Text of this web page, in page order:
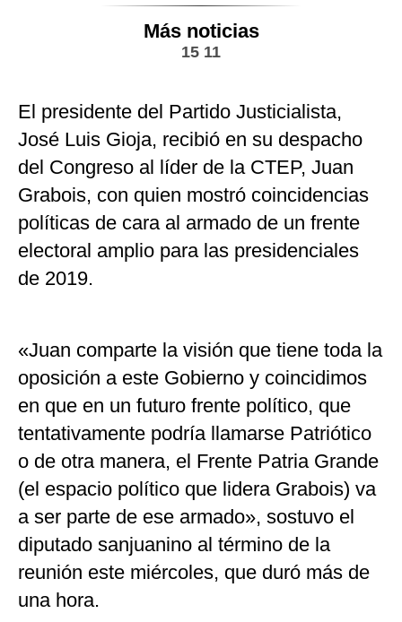
Más noticias
15 11
El presidente del Partido Justicialista,
José Luis Gioja, recibió en su despacho
del Congreso al líder de la CTEP, Juan
Grabois, con quien mostró coincidencias
políticas de cara al armado de un frente
electoral amplio para las presidenciales
de 2019.
«Juan comparte la visión que tiene toda la
oposición a este Gobierno y coincidimos
en que en un futuro frente político, que
tentativamente podría llamarse Patriótico
o de otra manera, el Frente Patria Grande
(el espacio político que lidera Grabois) va
a ser parte de ese armado», sostuvo el
diputado sanjuanino al término de la
reunión este miércoles, que duró más de
una hora.